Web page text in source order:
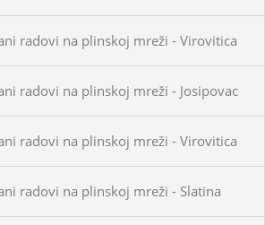
radovi na plinskoj mreži - Virovitica
radovi na plinskoj mreži - Josipovac
radovi na plinskoj mreži - Virovitica
radovi na plinskoj mreži - Slatina